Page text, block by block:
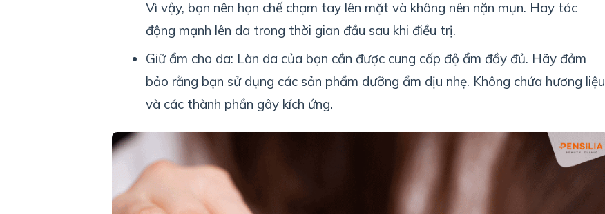
Vì vậy, bạn nên hạn chế chạm tay lên mặt và không nên nặn mụn. Hay tác
động mạnh lên da trong thời gian đầu sau khi điều trị.
Giữ ẩm cho da: Làn da của bạn cần được cung cấp độ ẩm đầy đủ. Hãy đảm
bảo rằng bạn sử dụng các sản phẩm dưỡng ẩm dịu nhẹ. Không chứa hương liệu
và các thành phần gây kích ứng.